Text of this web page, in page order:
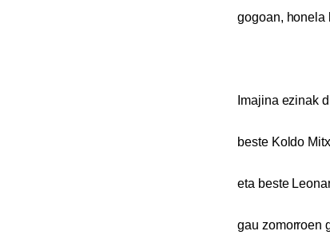
gogoan, honela
Imajina ezinak
beste Koldo
eta beste
gau zomorroen